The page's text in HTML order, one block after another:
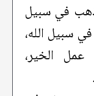
في سبيل
سبيل الله،
الخير،